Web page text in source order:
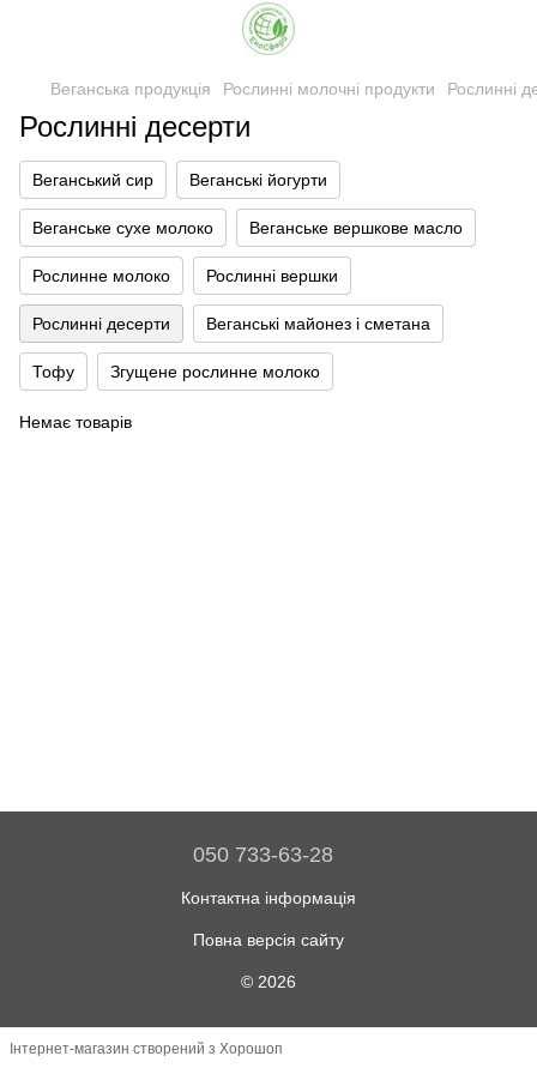
Веганська продукція Рослинні молочні продукти Рослинні
Рослинні десерти
Веганський сир Веганські йогурти
Веганське сухе молоко Веганське вершкове масло
Рослинне молоко Рослинні вершки
Рослинні десерти Веганські майонез і сметана
Тофу Згущене рослинне молоко
Немає товарів
050 733-63-28
Контактна інформація
Повна версія сайту
© 2026
Інтернет-магазин створений з Хорошоп